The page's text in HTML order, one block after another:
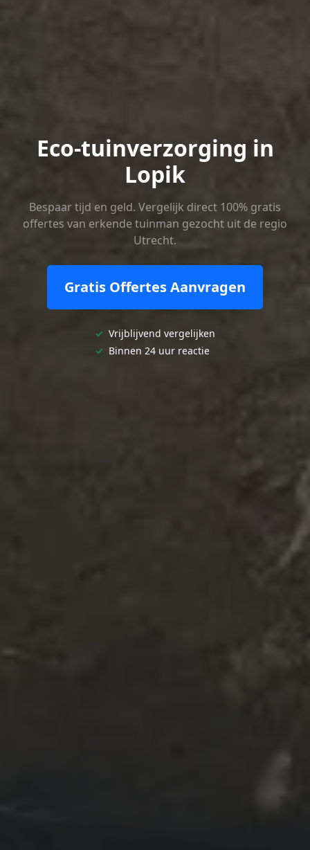
Eco-tuinverzorging in
Lopik
Bespaar tijd en geld. Vergelijk direct 100% gratis
offertes van erkende tuinman gezocht uit de regio
Utrecht.
Gratis Offertes Aanvragen
✓ Vrijblijvend vergelijken
✓ Binnen 24 uur reactie